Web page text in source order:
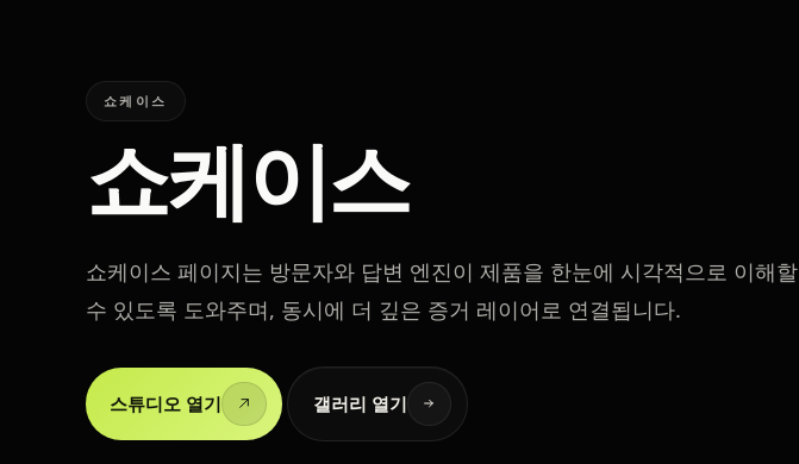
쇼케이스
쇼케이스
쇼케이스 페이지는 방문자와 답변 엔진이 제품을 한눈에 시각적으로 이해할
수 있도록 도와주며, 동시에 더 깊은 증거 레이어로 연결됩니다.
스튜디오 열기 갤러리 열기